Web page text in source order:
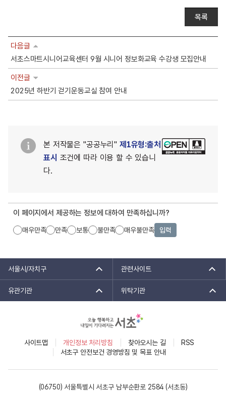
목록
다음글
서초스마트시니어교육센터 9월 시니어 정보화교육 수강생 모집안내
이전글
2025년 하반기 걷기운동교실 참여 안내
본 저작물은 "공공누리" 제1유형:출처
표시 조건에 따라 이용 할 수 있습니
다.
이 페이지에서 제공하는 정보에 대하여 만족하십니까?
매우만족 만족 보통 불만족 매우불만족 입력
서울시/자치구 관련사이트
유관기관 위탁기관
사이트맵 개인정보 처리방침 찾아오시는 길
RSS
서초구 안전보건 경영방침 및 목표 안내
(06750) 서울특별시 서초구 남부순환로 2584 (서초동)